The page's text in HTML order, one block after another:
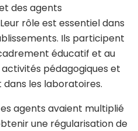
des agents
rôle est essentiel dans
Ils participent
éducatif et au
pédagogiques et
les laboratoires.
agents avaient multiplié
une régularisation de